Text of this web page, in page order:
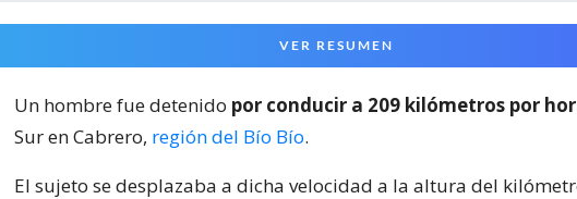
VER RESUMEN
Un hombre fue detenido por conducir a 209 kilómetros por
Sur en Cabrero, región del Bío Bío.
El sujeto se desplazaba a dicha velocidad a la altura del